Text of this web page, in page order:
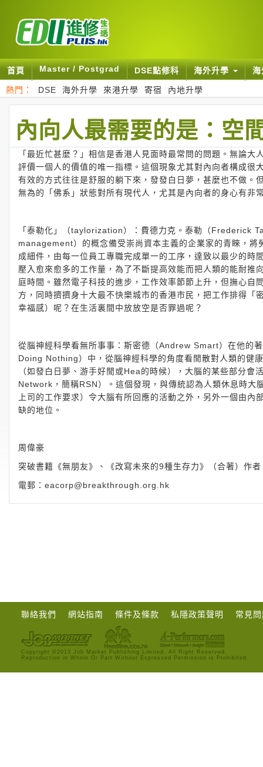
首頁 Master / Postgrad DSE點修科 海外升學
熱門： DSE 海外升學 來港升學 寄宿 內地升學
內向人最需要的是：空
「最近忙甚麼？」相信是香港人見面時最常問的問題。無論
評價一個人的價值的唯一指標。這個現象尤其對內向者構成
有效的方式往往是舒服的躺下來，發發白日夢，甚麼也不做
無為的「佛系」狀態對所有現代人，尤其是內向者的身心有非
「泰勒化」（taylorization）：費德力克。泰勒（Frederick
management）的概念備受崇尚資本主義的企業家的青睞，
成細件，由每一位員工專職完成單一的工序，達致以最少的
壓入愈來愈多的工作量，為了不斷提高效能而把人類的能耐
庭時間。雖然電子科技的進步，工作效率節節上升，但撫心
方，同時擠擠身十大最不快樂城市的香港市民，把工作排得
幸福感）呢？在生活裏間中放放空是否罪過呢？
從腦神經科學看無所事事：斯密德（Andrew Smart）在他
Doing Nothing）中，從腦神經科學的角度看閒散對人類的健
（如發白日夢、游手好閒或Hea的時候），大腦的某些部分
Network，簡稱RSN）。這個發現，與傳統認為人類休息時大
上司的工作要求）令大腦有所回應的活動之外，另外一個由
缺的地位。
周偉豪
突破書籍《無朋友》、《改寫未來的9種生存力》（合著）作者
電郵： eacorp@breakthrough.org.hk
聯絡我們 網站指南 條件及條款 私隱政策聲明 常見
Copyright ©2013 Job Market Publishing Limited. All Right Reserved.
Reproduction in Whole Or Part Without Expressed Permission is Prohibited.